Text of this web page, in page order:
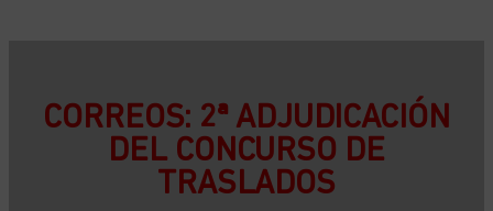
CORREOS: 2ª ADJUDICACIÓN
DEL CONCURSO DE
TRASLADOS